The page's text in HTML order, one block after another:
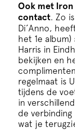
Ook met Iron
contact. Zo
Di’Anno,
het 1e album)
Harris in
bekijken en
regelmaat is
tijdens de
in
de
wat je